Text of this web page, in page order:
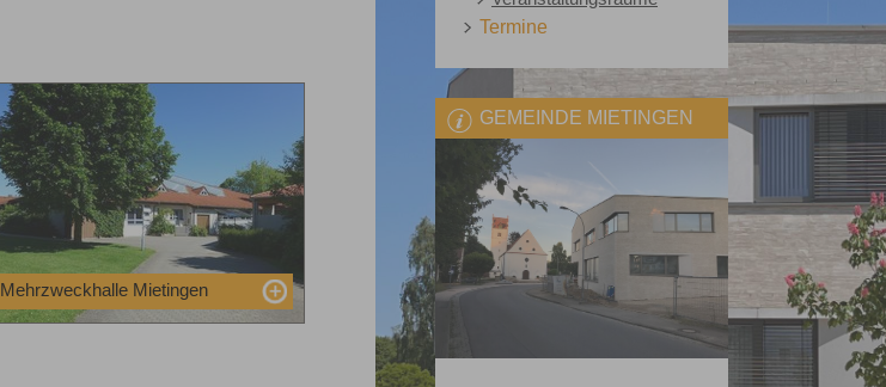
Mehrzweckhalle Mietingen
Termine
GEMEINDE MIETINGEN